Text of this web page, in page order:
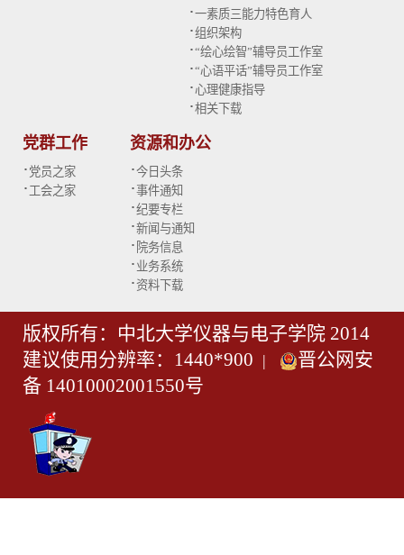
·一素质三能力特色育人
·组织架构
·“绘心绘智”辅导员工作室
·“心语平话”辅导员工作室
·心理健康指导
·相关下载
党群工作
· 党员之家
· 工会之家
资源和办公
·今日头条
·事件通知
·纪要专栏
·新闻与通知
· 院务信息
· 业务系统
·资料下载
版权所有：中北大学仪器与电子学院 2014
建议使用分辨率：1440*900 |
晋公网安
备 14010002001550号